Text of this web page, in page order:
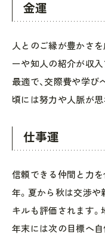
金運
人とのご縁が豊かさ
ーや知人の紹介が収
最適で、交際費や学び
頃には努力や人脈が思
仕事運
信頼できる仲間と力
年。夏から秋は交渉や
キルも評価されます。
年末には次の目標へ自